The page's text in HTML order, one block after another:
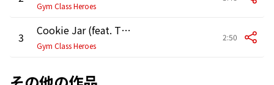
Gym Class Heroes
3 Cookie Jar (feat. The-Dream) [STRESSed out Remix]
Gym Class Heroes
2:50